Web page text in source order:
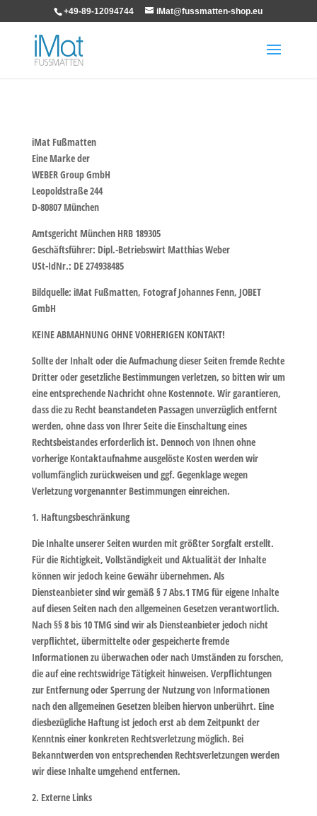
+49-89-12094744 iMat@fussmatten-shop.eu
iMat Fußmatten
Eine Marke der
WEBER Group GmbH
Leopoldstraße 244
D-80807 München
Amtsgericht München HRB 189305
Geschäftsführer: Dipl.-Betriebswirt Matthias Weber
USt-IdNr.: DE 274938485
Bildquelle: iMat Fußmatten, Fotograf Johannes Fenn, JOBET
GmbH
KEINE ABMAHNUNG OHNE VORHERIGEN KONTAKT!
Sollte der Inhalt oder die Aufmachung dieser Seiten fremde Rechte
Dritter oder gesetzliche Bestimmungen verletzen, so bitten wir um
eine entsprechende Nachricht ohne Kostennote. Wir garantieren,
dass die zu Recht beanstandeten Passagen unverzüglich entfernt
werden, ohne dass von Ihrer Seite die Einschaltung eines
Rechtsbeistandes erforderlich ist. Dennoch von Ihnen ohne
vorherige Kontaktaufnahme ausgelöste Kosten werden wir
vollumfänglich zurückweisen und ggf. Gegenklage wegen
Verletzung vorgenannter Bestimmungen einreichen.
1. Haftungsbeschränkung
Die Inhalte unserer Seiten wurden mit größter Sorgfalt erstellt.
Für die Richtigkeit, Vollständigkeit und Aktualität der Inhalte
können wir jedoch keine Gewähr übernehmen. Als
Diensteanbieter sind wir gemäß § 7 Abs.1 TMG für eigene Inhalte
auf diesen Seiten nach den allgemeinen Gesetzen verantwortlich.
Nach §§ 8 bis 10 TMG sind wir als Diensteanbieter jedoch nicht
verpflichtet, übermittelte oder gespeicherte fremde
Informationen zu überwachen oder nach Umständen zu forschen,
die auf eine rechtswidrige Tätigkeit hinweisen. Verpflichtungen
zur Entfernung oder Sperrung der Nutzung von Informationen
nach den allgemeinen Gesetzen bleiben hiervon unberührt. Eine
diesbezügliche Haftung ist jedoch erst ab dem Zeitpunkt der
Kenntnis einer konkreten Rechtsverletzung möglich. Bei
Bekanntwerden von entsprechenden Rechtsverletzungen werden
wir diese Inhalte umgehend entfernen.
2. Externe Links